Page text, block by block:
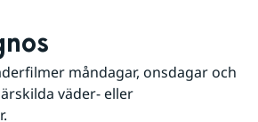
måndagar, onsdagar och
väder- eller